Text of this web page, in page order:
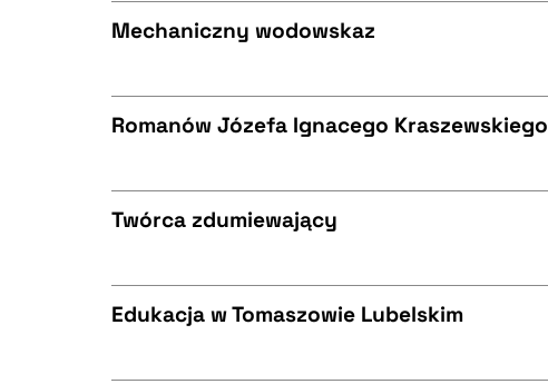
BIBTEX
BIBTEX
BIBTEX
Mechaniczny wodowskaz
BIBTEX
Romanów Józefa Ignacego Kraszewskiego
Twórca zdumiewający
Edukacja w Tomaszowie Lubelskim